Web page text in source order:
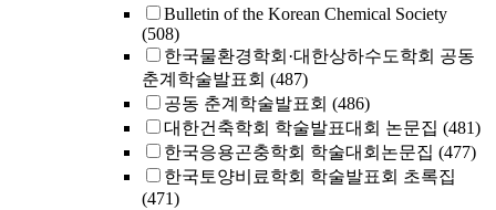
Bulletin of the Korean Chemical Society
(508)
한국물환경학회·대한상하수도학회 공동
춘계학술발표회 (487)
공동 춘계학술발표회 (486)
대한건축학회 학술발표대회 논문집 (481)
한국응용곤충학회 학술대회논문집 (477)
한국토양비료학회 학술발표회 초록집
(471)